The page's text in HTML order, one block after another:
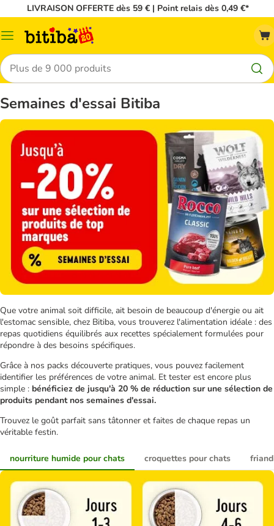
LIVRAISON OFFERTE dès 59 € | Point relais dès 0,49 €*
Menu
Rechercher
Semaines d'essai Bitiba
Que votre animal soit difficile, ait besoin de beaucoup d'énergie ou ait
l'estomac sensible, chez Bitiba, vous trouverez l'alimentation idéale : des
repas quotidiens équilibrés aux recettes spécialement formulées pour
répondre à des besoins spécifiques.
Grâce à nos packs découverte pratiques, vous pouvez facilement
identifier les préférences de votre animal. Et tester est encore plus
simple : bénéficiez de jusqu'à 20 % de réduction sur une sélection de
produits pendant nos semaines d'essai.
Trouvez le goût parfait sans tâtonner et faites de chaque repas un
véritable festin.
nourriture humide pour chats croquettes pour chats